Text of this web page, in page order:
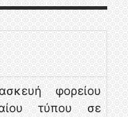
φορείου
τύπου σε